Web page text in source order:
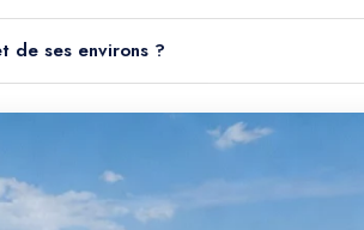
de ses environs ?